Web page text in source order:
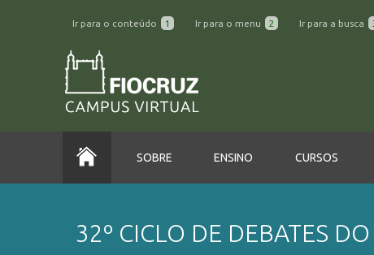
Ir para o conteúdo 1 Ir para o menu 2 Ir para a busca
SOBRE ENSINO CURSOS
32º CICLO DE DEBATES